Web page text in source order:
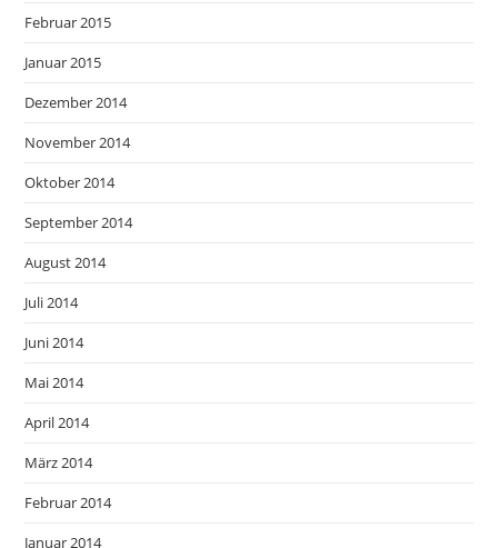
Februar 2015
Januar 2015
Dezember 2014
November 2014
Oktober 2014
September 2014
August 2014
Juli 2014
Juni 2014
Mai 2014
April 2014
März 2014
Februar 2014
Januar 2014